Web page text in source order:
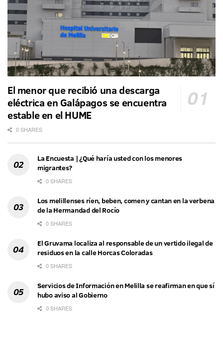
El menor que recibió una descarga
eléctrica en Galápagos se encuentra
estable en el HUME
0 SHARES
La Encuesta | ¿Qué haría usted con los menores
migrantes?
0 SHARES
Los melillenses ríen, beben, comen y cantan en la verbena
de la Hermandad del Rocío
0 SHARES
El Gruvama localiza al responsable de un vertido ilegal de
residuos en la calle Horcas Coloradas
0 SHARES
Servicios de Información en Melilla se reafirman en que sí
hubo aviso al Gobierno
0 SHARES